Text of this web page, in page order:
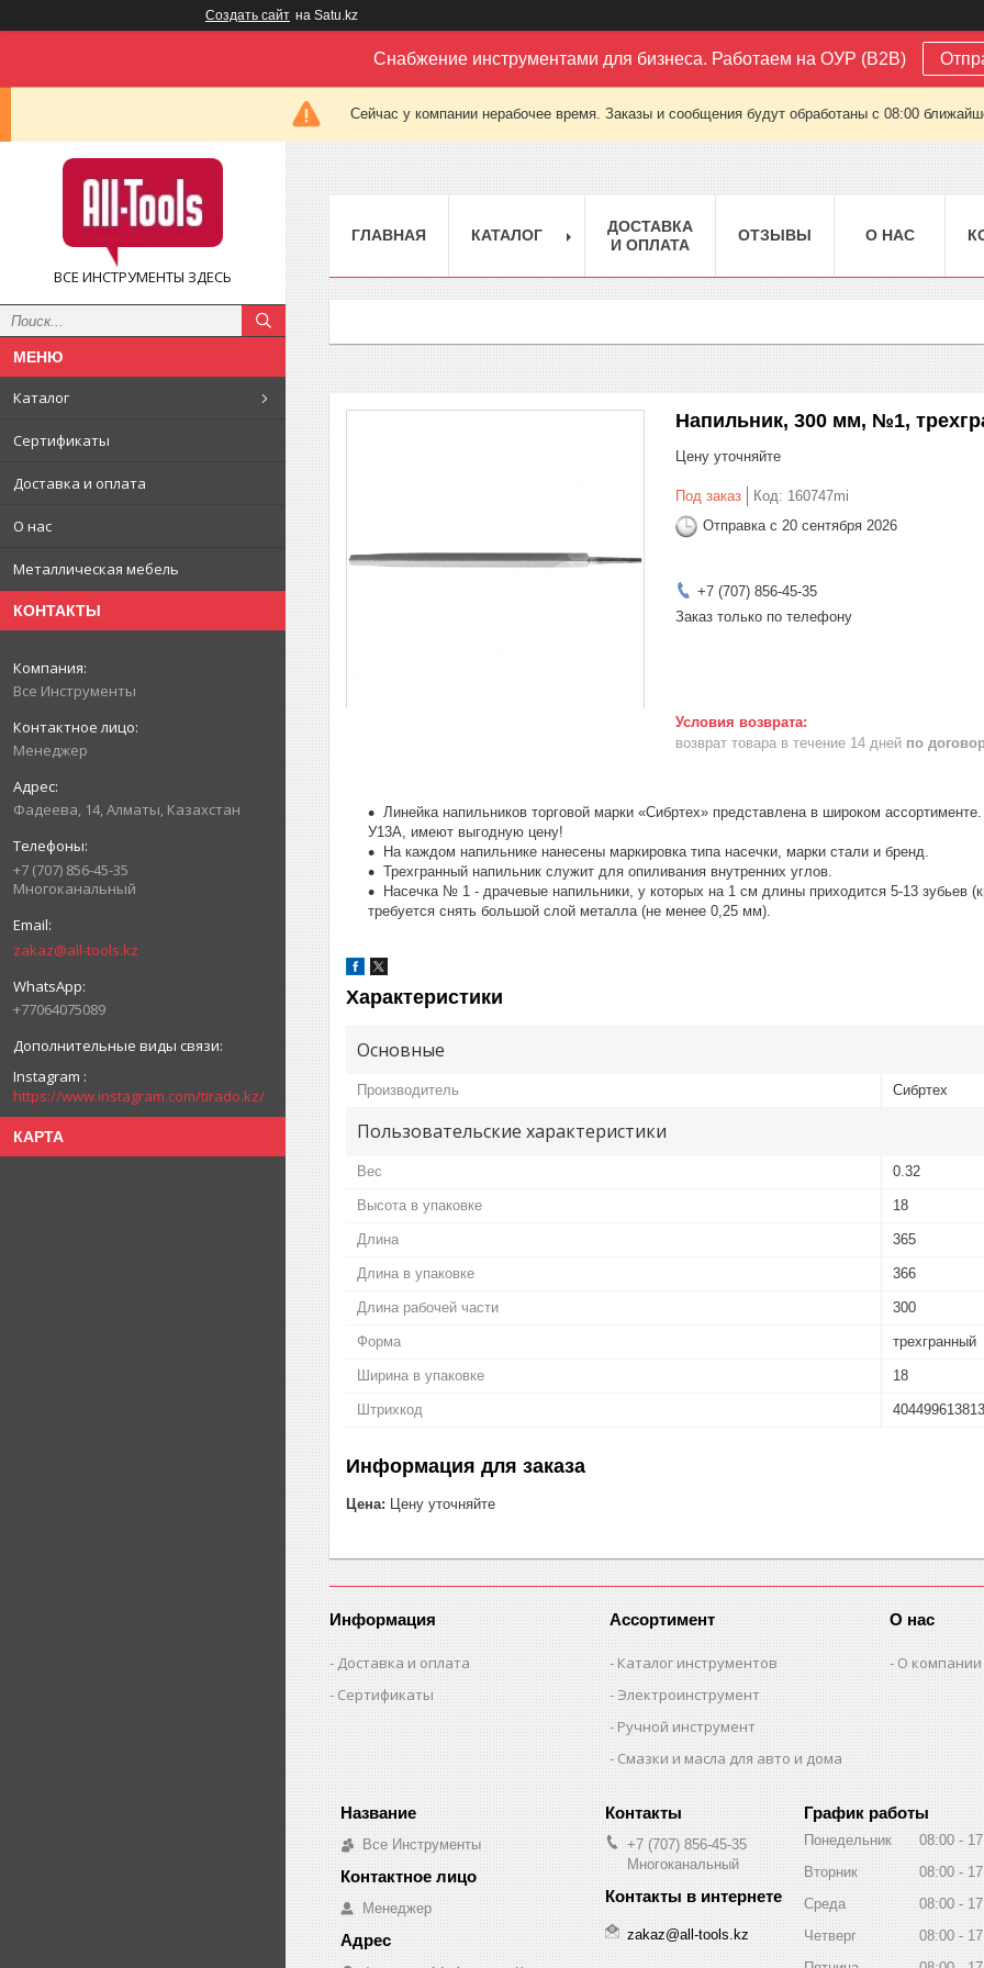
Создать сайт на Satu.kz
Снабжение инструментами для бизнеса. Работаем на ОУР (B2B)
Сейчас у компании нерабочее время. Заказы и сообщения будут обработаны с 08:00
ВСЕ ИНСТРУМЕНТЫ ЗДЕСЬ
Каталог
Сертификаты
Доставка и оплата
О нас
Металлическая мебель
КОНТАКТЫ
Все Инструменты
Менеджер
Фадеева, 14, Алматы, Казахстан
+7 (707) 856-45-35
Многоканальный
zakaz@all-tools.kz
+77064075089
Instagram
https://www.instagram.com/tirado.kz/
КАРТА
ГЛАВНАЯ КАТАЛОГ
ДОСТАВКА
И ОПЛАТА
ОТЗЫВЫ О НАС
Напильник, 300 мм, №1,
Цену уточняйте
Под заказ Код: 160747mi
Отправка с 20 сентября 2026
+7 (707) 856-45-35
Заказ только по телефону
возврат товара в течение 14 дней по
Линейка напильников торговой марки «Сибртех» представлена в широком
У13А, имеют выгодную цену!
На каждом напильнике нанесены маркировка типа насечки, марки стали и бренд.
Трехгранный напильник служит для опиливания внутренних углов.
Насечка № 1 - драчевые напильники, у которых на 1 см длины приходится 5-13 зубьев
требуется снять большой слой металла (не менее 0,25 мм).
Характеристики
Основные
Производитель Сибртех
Пользовательские характеристики
Вес 0.32
Высота в упаковке 18
Длина 365
Длина в упаковке 366
Длина рабочей части 300
Форма трехгранный
Ширина в упаковке 18
Штрихкод
Информация для заказа
Цена: Цену уточняйте
Информация
Доставка и оплата
Сертификаты
Ассортимент
Каталог инструментов
Электроинструмент
Ручной инструмент
Смазки и масла для авто и дома
О нас
О компании
Все Инструменты
Менеджер
+7 (707) 856-45-35
Многоканальный
zakaz@all-tools.kz
График работы
Понедельник 08:00
Вторник
08:00
Среда
08:00
Четверг
08:00